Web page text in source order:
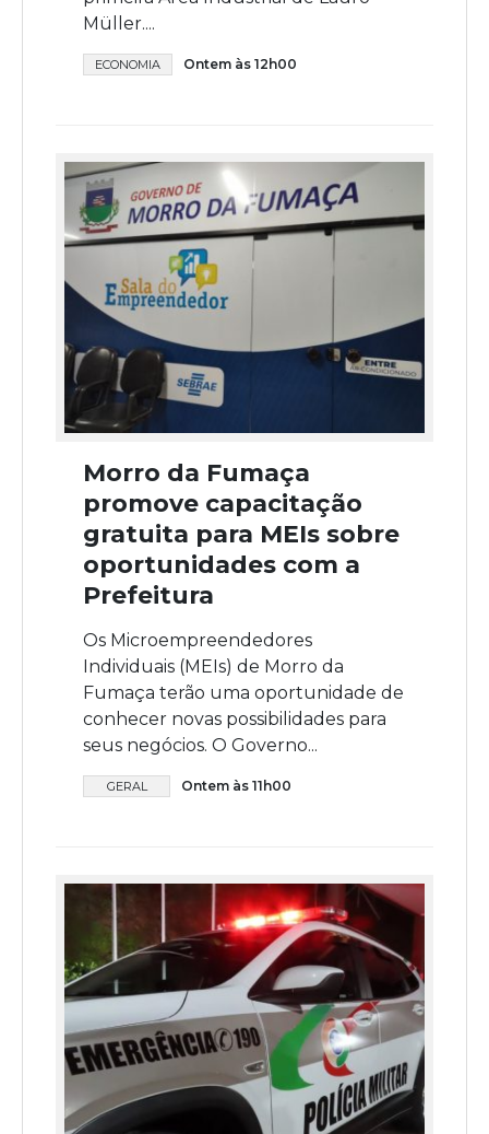
Müller....
ECONOMIA Ontem às 12h00
Morro da Fumaça
promove capacitação
gratuita para MEIs sobre
oportunidades com a
Prefeitura
Os Microempreendedores
Individuais (MEIs) de Morro da
Fumaça terão uma oportunidade de
conhecer novas possibilidades para
seus negócios. O Governo...
GERAL Ontem às 11h00